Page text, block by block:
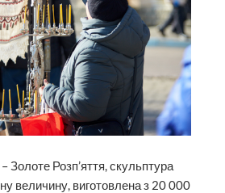
– Золоте Розп’яття, скульптура
величину, виготовлена з 20 000